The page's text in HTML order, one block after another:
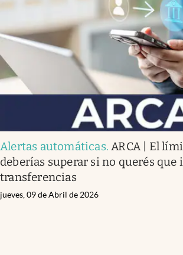
Alertas automáticas.ARCA | El
deberías superar si no querés
transferencias
jueves, 09 de Abril de 2026